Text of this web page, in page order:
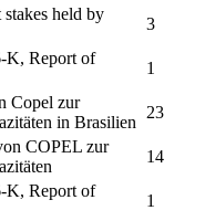
held by
3
K, Report of
1
Copel zur
in Brasilien
23
COPEL zur
14
K, Report of
1